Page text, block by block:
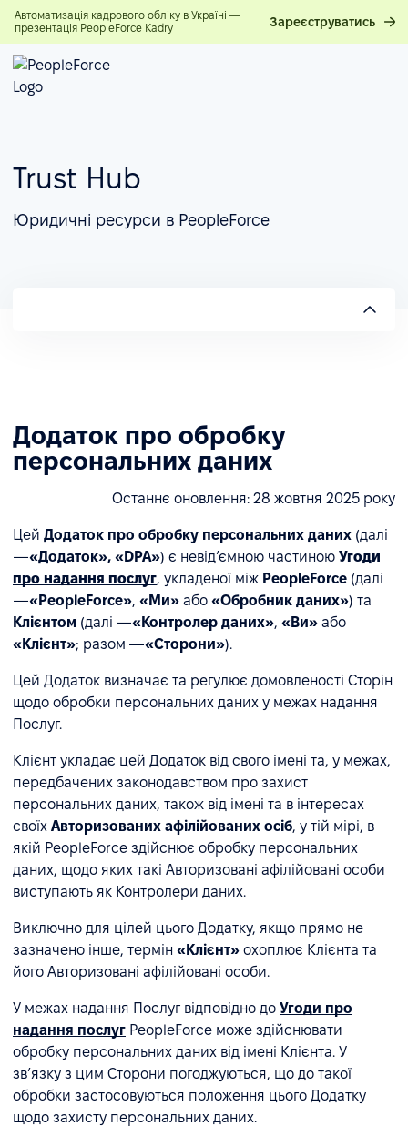
Автоматизація кадрового обліку в Україні —
презентація PeopleForce Kadry
Зареєструватись
Trust Hub
Юридичні ресурси в PeopleForce
Додаток про обробку
персональних даних
Останнє оновлення: 28 жовтня 2025 року
Цей Додаток про обробку персональних даних (далі
—«Додаток», «DPA») є невід’ємною частиною Угоди
про надання послуг, укладеної між PeopleForce (далі
—«PeopleForce», «Ми» або «Обробник даних») та
Клієнтом (далі —«Контролер даних», «Ви» або
«Клієнт»; разом —«Сторони»).
Цей Додаток визначає та регулює домовленості Сторін
щодо обробки персональних даних у межах надання
Послуг.
Клієнт укладає цей Додаток від свого імені та, у межах,
передбачених законодавством про захист
персональних даних, також від імені та в інтересах
своїх Авторизованих афілійованих осіб, у тій мірі, в
якій PeopleForce здійснює обробку персональних
даних, щодо яких такі Авторизовані афілійовані особи
виступають як Контролери даних.
Виключно для цілей цього Додатку, якщо прямо не
зазначено інше, термін «Клієнт» охоплює Клієнта та
його Авторизовані афілійовані особи.
У межах надання Послуг відповідно до Угоди про
надання послуг PeopleForce може здійснювати
обробку персональних даних від імені Клієнта. У
зв’язку з цим Сторони погоджуються, що до такої
обробки застосовуються положення цього Додатку
щодо захисту персональних даних.